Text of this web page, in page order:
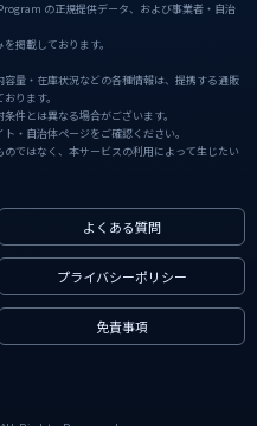
の正規提供データ、および事業者・自治
掲載しております。
量・在庫状況などの各種情報は、提携する通販
ります。
件とは異なる場合がございます。
・自治体ページをご確認ください。
ではなく、本サービスの利用によって生じたい
よくある質問
プライバシーポリシー
免責事項